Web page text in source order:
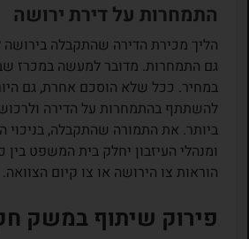
התמחרות על דירת ירושה
הליך מכירת הדירה שהתקבלה בירושה
גם התמחרות. מדובר למעשה במכרז
במחיר. ככל שלא הוסכם אחרת, גם
להשתתף בהתמחרות על הדירה
ביותר. את התמורה שהתקבלה, בניכוי
ומנהלי העיזבון יחלק בית המשפט בין
הוראות צו הירושה או צו קיום הצוואה.
פירוק שיתוף במשק